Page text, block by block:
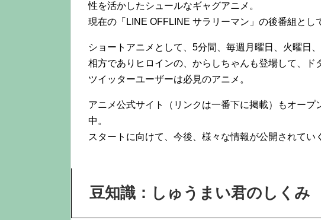
性を活かしたシュールなギャグアニメ。
現在の「LINE OFFLINE サラリーマン」の後番組とし
ショートアニメとして、5分間、毎週月曜日、火曜日
相方でありヒロインの、からしちゃんも登場して、ド
ツイッターユーザーは必見のアニメ。
アニメ公式サイト（リンクは一番下に掲載）もオー
中。
スタートに向けて、今後、様々な情報が公開されてい
豆知識：しゅうまい君のしくみ